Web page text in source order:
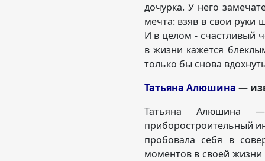
дочурка. У него
мечта: взяв в свои руки
И в целом - счастливый
в жизни кажется
только бы снова
Татьяна Алюшина —
Татьяна Алюшина
приборостроительный
пробовала себя в
моментов в своей жизни